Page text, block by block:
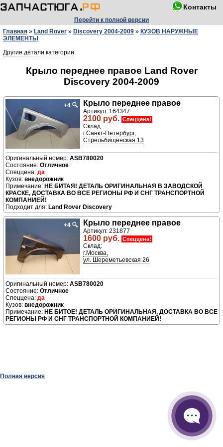
Контакты
Перейти к полной версии
Главная » Land Rover » Discovery 2004-2009 » КУЗОВ НАРУЖНЫЕ
ЭЛЕМЕНТЫ
Другие детали категории
Крыло переднее правое Land Rover
Discovery 2004-2009
+4 🔍 Крыло переднее правое
Артикул: 164347
2100 руб. Спеццена!
Склад:
г.Санкт-Петербург,
Стрельбищенская 13
ASB780020
Отличное
да
внедорожник
НЕ БИТАЯ! ДЕТАЛЬ ОРИГИНАЛЬНАЯ В ЗАВОДСКОЙ
КРАСКЕ, ДОСТАВКА ВО ВСЕ РЕГИОНЫ РФ И СНГ ТРАНСПОРТНОЙ
КОМПАНИЕЙ!
Подходит для: Land Rover Discovery
+4 🔍 Крыло переднее правое
Артикул: 231877
1600 руб. Спеццена!
Склад:
г.Москва,
ул. Шереметьевская 26
ASB780020
Отличное
да
внедорожник
НЕ БИТОЕ! ДЕТАЛЬ ОРИГИНАЛЬНАЯ, ДОСТАВКА ВО ВСЕ
РЕГИОНЫ РФ И СНГ ТРАНСПОРТНОЙ КОМПАНИЕЙ!
Полная версия